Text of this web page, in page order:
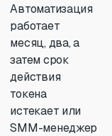
Автоматизация
работает
месяц, два, а
затем срок
действия
токена
истекает или
SMM-менеджер